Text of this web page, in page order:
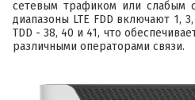
сетевым трафиком или слабым
диапазоны LTE FDD включают 1,
TDD - 38, 40 и 41, что
различными операторами связи.